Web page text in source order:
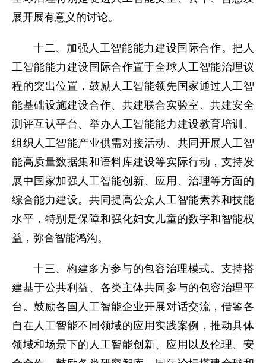
展开展有意义的讨论。
十二、加强人工智能能力建设国际合作。把人
工智能能力建设国际合作置于全球人工智能治理议
程的突出位置，鼓励人工智能领先国家通过人工智
能基础设施建设合作、共建联合实验室、共建安全
测评互认平台、举办人工智能能力建设教育培训、
组织人工智能产业供需对接活动、共同开展人工智
能高质量数据集和语料库建设等实际行动，支持发
展中国家加强人工智能创新、应用、治理等方面的
综合能力建设。共同提高公众人工智能素养和技能
水平，特别是保障和强化妇女儿童的数字和智能权
益，弥合智能鸿沟。
十三、构建多方参与的包容治理模式。支持搭
建基于公共利益、各类主体共同参与的包容治理平
台。鼓励各国人工智能企业开展对话交流，借鉴各
自在人工智能不同领域的应用实践案例，推动具体
领域和场景下的人工智能创新、应用以及伦理、安